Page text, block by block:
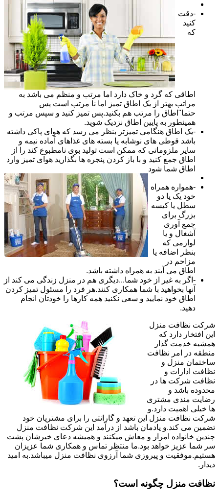
-دقت
کنید
که
اطاقی که گرد و خاک دارد اما مرتب و منظم می باشد به
مراتب بهتر از یک اطاق تمیز اما نا مرتب است پس
حتما"اطاق را مرتب هم بکنید.پس تمیز کنید و سپس مرتب و
همینطور به پایین اطاق نزدیک شوید.
-یک اطاق هنگامی تمیزتر بنظر می رسد که هوای پاکی داشته
باشد قوطی های نوشابه یا بسته های غذاهای آماده نیمه و
سایر ملزوماتی که ممکن است تولید بوی نامطبوع کند را از
اطاق جمع کنید و با باز کردن پنجره ها بگذارید هوای تمیز وارد
اطاق شما شود
-همواره همراه
خود یک یا دو
سطل یا کیسه
بزرگ برای
جمع آوری
آشغال و یا
لوازمی که
بنظر اضافه یا
مزاحم در
اطاق می آیند به همراه داشته باشد.
-اگر به غیر از خود شما...دیگری هم در منزل زندگی می کند از
آنها بخواهید با شما همکاری کنند.هر فرد را مسئول تمیز کردن
اطاق خود نمایید و سعی نکنید همه کارها را خودتان انجام
دهید.
شرکت نظافت منزل
این افتخار دارد که
همشیه خدمت گذار
منطقه در امر نظافت
ساختمان منزل و
نظافت ادارات و
نظافت شرکت ها در
محدوده باشد و
رضایت مندی مشتری
ها خیلی اهمیت دارد.و
شرکت نظافت منزل این تعهد و گارانتی را برای مشتریان خود
تضمین می کند.و یادمان باشد از درآمد این شرکت نظافت منزل
چندین خانواده امرار و معاش میکنند و همیشه دعای خیرشان پشت
سر شما عزیز خواهد بود.ما منتظر تماس و همکاری شما عزیزان
هستیم.موفقیت و پیروزی شما آرزوی نظافت منزل میباشد.به امید
دیدار.
نظافت منزل چگونه است؟